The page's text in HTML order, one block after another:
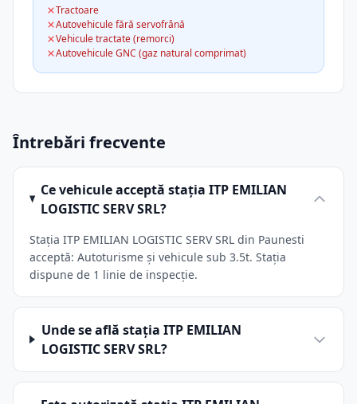
Tractoare
Autovehicule fără servofrână
Vehicule tractate (remorci)
Autovehicule GNC (gaz natural comprimat)
Întrebări frecvente
Ce vehicule acceptă stația ITP EMILIAN
LOGISTIC SERV SRL?
Stația ITP EMILIAN LOGISTIC SERV SRL din Paunesti
acceptă: Autoturisme și vehicule sub 3.5t. Stația
dispune de 1 linie de inspecție.
Unde se află stația ITP EMILIAN
LOGISTIC SERV SRL?